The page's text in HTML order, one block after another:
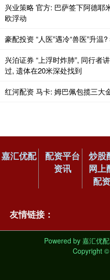
兴业策略 官方: 巴萨签下阿德耶
欧浮动
豪配投资 “人医”遇冷“兽医”升温
兴泊证券 “上浮时炸肺”, 同行者
过, 遗体在20米深处找到
红河配资 马卡: 姆巴佩包揽三大
嘉汇优配
配资平台
资讯
炒股
网上
配
友情链接：
Powered by 嘉汇优配
Copyright ©